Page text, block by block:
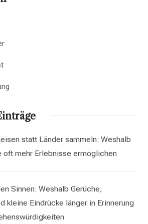
statt Länder sammeln: Weshalb
oft mehr Erlebnisse ermöglichen
Sinnen: Weshalb Gerüche,
kleine Eindrücke länger in Erinnerung